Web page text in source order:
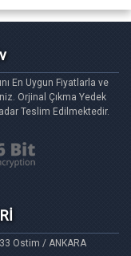
En Uygun Fiyatlarla ve
Orjinal Çıkma Yedek
Teslim Edilmektedir.
Ostim / ANKARA